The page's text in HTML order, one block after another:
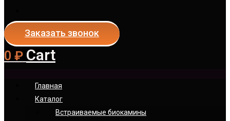
Заказать звонок
0 ₽ Cart
Главная
Каталог
Встраиваемые биокамины